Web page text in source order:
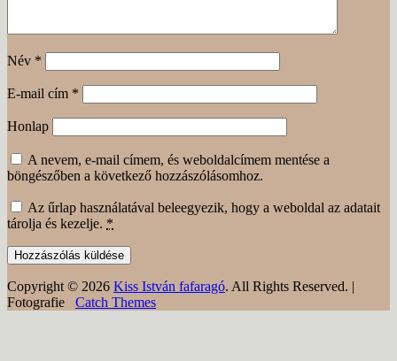
Név *
E-mail cím *
Honlap
A nevem, e-mail címem, és weboldalcímem mentése a
böngészőben a következő hozzászólásomhoz.
Az űrlap használatával beleegyezik, hogy a weboldal az adatait
tárolja és kezelje. *
Copyright © 2026 Kiss István fafaragó. All Rights Reserved. |
Fotografie Catch Themes